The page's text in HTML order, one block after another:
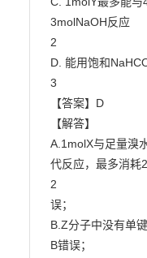
3molNaOH反应
2
D. 能用饱和
3
【答案】D
【解答】
A.1molX与足量溴
代反应，最多消耗
2
误；
B.Z分子中没有单
B错误；